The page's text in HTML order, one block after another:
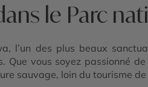
le Parc
l’un des plus beaux
vous soyez passionné
sauvage, loin du tourisme de